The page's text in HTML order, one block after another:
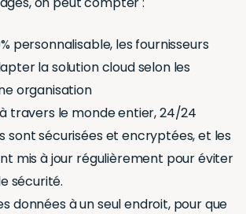
personnalisable, les fournisseurs
la solution cloud selon les
organisation
travers le monde entier, 24/24
sont sécurisées et encryptées, et les
mis à jour régulièrement pour éviter
sécurité.
données à un seul endroit, pour que